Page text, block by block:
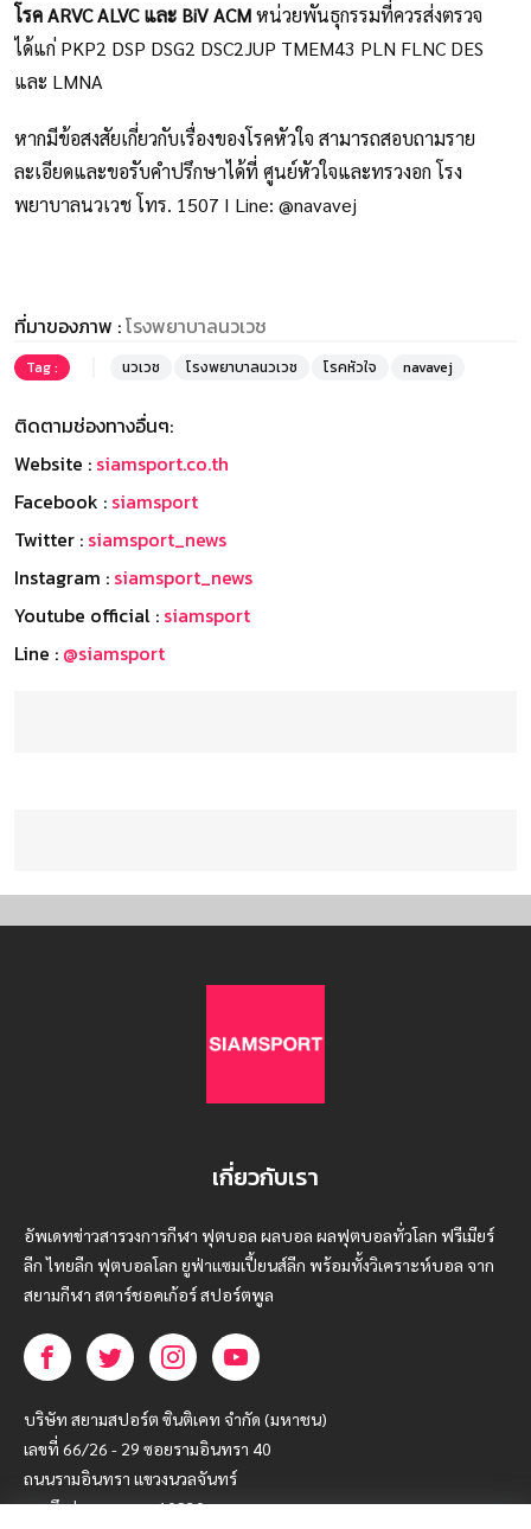
โรค ARVC ALVC และ BiV ACMหน่วยพันธุกรรมที่ควรส่งตรวจ
ได้แก่ PKP2 DSP DSG2 DSC2JUP TMEM43 PLN FLNC DES
และ LMNA
หากมีข้อสงสัยเกี่ยวกับเรื่องของโรคหัวใจ สามารถสอบถามราย
ละเอียดและขอรับคำปรึกษาได้ที่ ศูนย์หัวใจและทรวงอก โรง
พยาบาลนวเวช โทร. 1507 I Line: @navavej
ที่มาของภาพ :โรงพยาบาลนวเวช
Tag : นวเวช โรงพยาบาลนวเวช โรคหัวใจ navavej
ติดตามช่องทางอื่นๆ:
Website : siamsport.co.th
Facebook : siamsport
Twitter : siamsport_news
Instagram : siamsport_news
Youtube official : siamsport
Line : @siamsport
เกี่ยวกับเรา
อัพเดทข่าวสารวงการกีฬา ฟุตบอล ผลบอล ผลฟุตบอลทั่วโลก ฟรีเมียร์
ลีก ไทยลีก ฟุตบอลโลก ยูฟ่าแซมเปี้ยนส์ลีก พร้อมทั้งวิเคราะห์บอล จาก
สยามกีฬา สตาร์ชอคเก้อร์ สปอร์ตพูล
บริษัท สยามสปอร์ต ซินติเคท จำกัด (มหาชน)
เลขที่ 66/26 - 29 ซอยรามอินทรา 40
ถนนรามอินทรา แขวงนวลจันทร์
เขตบึงกุ่ม กรุงเทพฯ 10230